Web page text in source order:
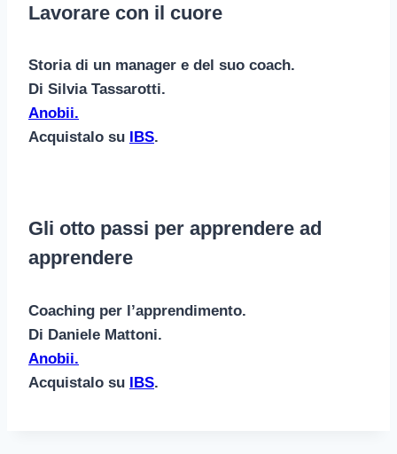
Lavorare con il cuore
Storia di un manager e del suo coach.
Di Silvia Tassarotti.
Anobii.
Acquistalo su IBS.
Gli otto passi per apprendere ad
apprendere
Coaching per l’apprendimento.
Di Daniele Mattoni.
Anobii.
Acquistalo su IBS.